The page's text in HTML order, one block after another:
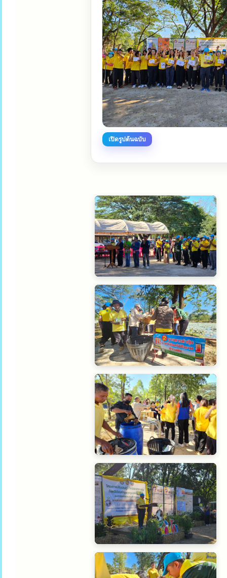
เปิดรูปต้นฉบับ